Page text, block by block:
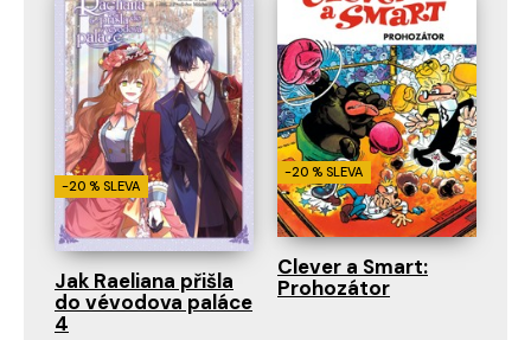
-20 % SLEVA
Jak Raeliana přišla
do vévodova paláce
4
-20 % SLEVA
Clever a Smart:
Prohozátor